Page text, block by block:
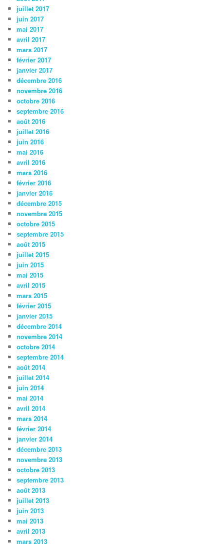
juillet 2017
juin 2017
mai 2017
avril 2017
mars 2017
février 2017
janvier 2017
décembre 2016
novembre 2016
octobre 2016
septembre 2016
août 2016
juillet 2016
juin 2016
mai 2016
avril 2016
mars 2016
février 2016
janvier 2016
décembre 2015
novembre 2015
octobre 2015
septembre 2015
août 2015
juillet 2015
juin 2015
mai 2015
avril 2015
mars 2015
février 2015
janvier 2015
décembre 2014
novembre 2014
octobre 2014
septembre 2014
août 2014
juillet 2014
juin 2014
mai 2014
avril 2014
mars 2014
février 2014
janvier 2014
décembre 2013
novembre 2013
octobre 2013
septembre 2013
août 2013
juillet 2013
juin 2013
mai 2013
avril 2013
mars 2013